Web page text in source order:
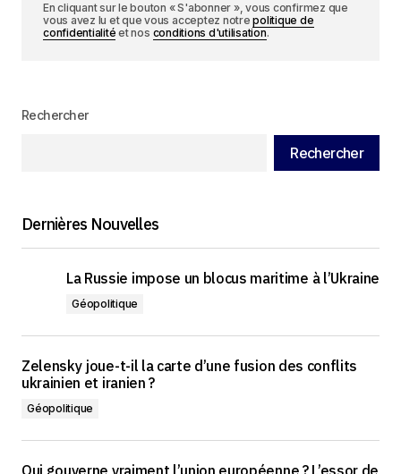
En cliquant sur le bouton « S'abonner », vous confirmez que
vous avez lu et que vous acceptez notrepolitique de
confidentialité et nos conditions d'utilisation.
Rechercher
Rechercher
Dernières Nouvelles
La Russie impose un blocus maritime à l’Ukraine
Géopolitique
Zelensky joue-t-il la carte d’une fusion des conflits
ukrainien et iranien ?
Géopolitique